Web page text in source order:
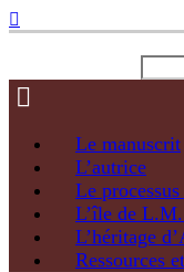
Le manuscrit
L’autrice
Le processus
L’île de L.M.
L’héritage
Ressources